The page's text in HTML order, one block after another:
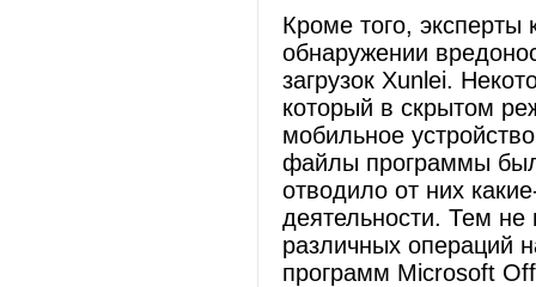
Кроме того,
обнаружении
загрузок Xunlei.
который в скрытом
мобильное
файлы программы
отводило от них
деятельности. Тем
различных операций
программ Microsoft